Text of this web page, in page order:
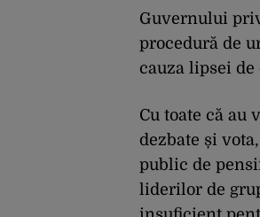
Guvernului
procedură de
cauza lipsei de
Cu toate că
dezbate și
public de
liderilor de